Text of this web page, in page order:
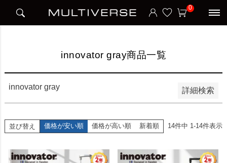
0
innovator gray商品一覧
innovator gray 詳細検索
並び順
新着順
並び替え 価格が安い順 価格が高い順 新着順 14件中 1-14件表示